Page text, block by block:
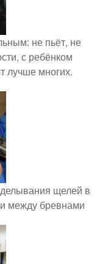
не пьёт, не
с ребёнком
лучше многих.
щелей в
между бревнами